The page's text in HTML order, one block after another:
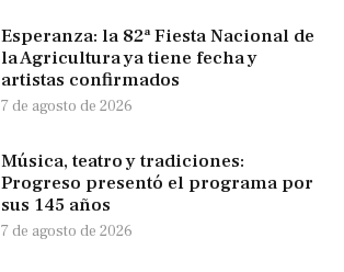
Esperanza: la 82ª Fiesta Nacional de
la Agricultura ya tiene fecha y
artistas confirmados
7 de agosto de 2026
Música, teatro y tradiciones:
Progreso presentó el programa por
sus 145 años
7 de agosto de 2026